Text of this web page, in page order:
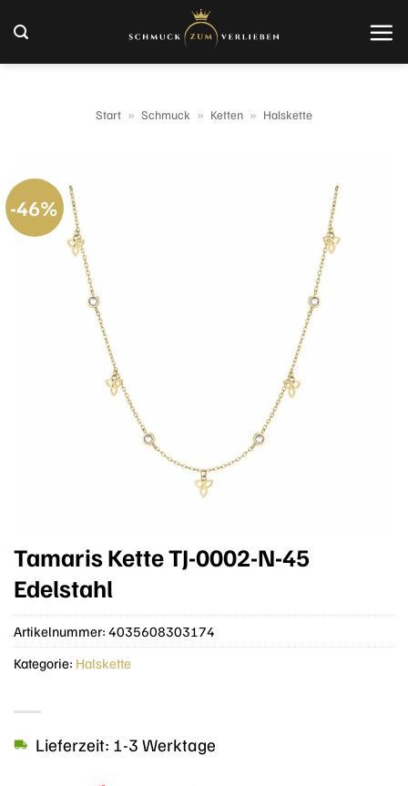
Inhalt
springen
Start » Schmuck » Ketten » Halskette
-46%
Tamaris Kette TJ-0002-N-45
Edelstahl
Lieferzeit: 1-3 Werktage
Artikelnummer: 4035608303174
Kategorie: Halskette